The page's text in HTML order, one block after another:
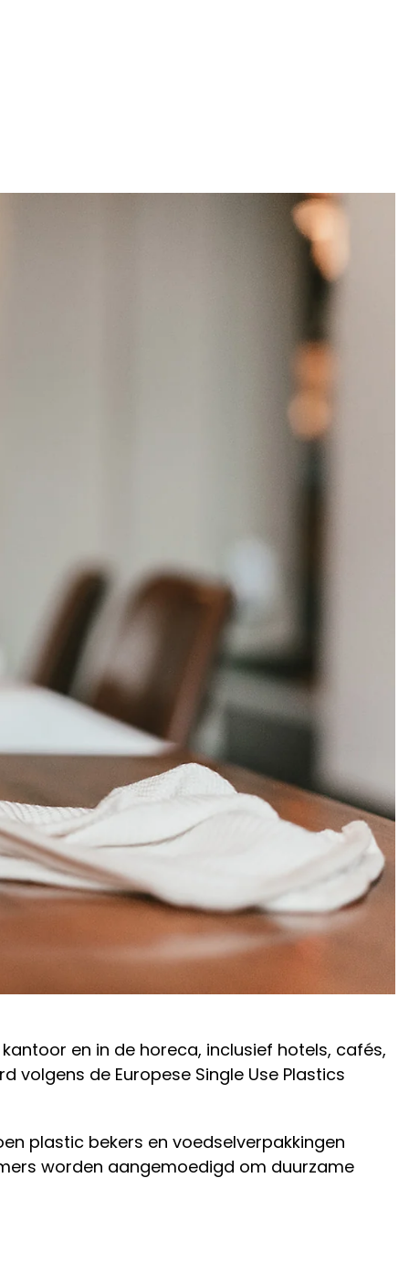
en in de horeca, inclusief hotels, cafés,
de Europese Single Use Plastics
plastic bekers en voedselverpakkingen
worden aangemoedigd om duurzame